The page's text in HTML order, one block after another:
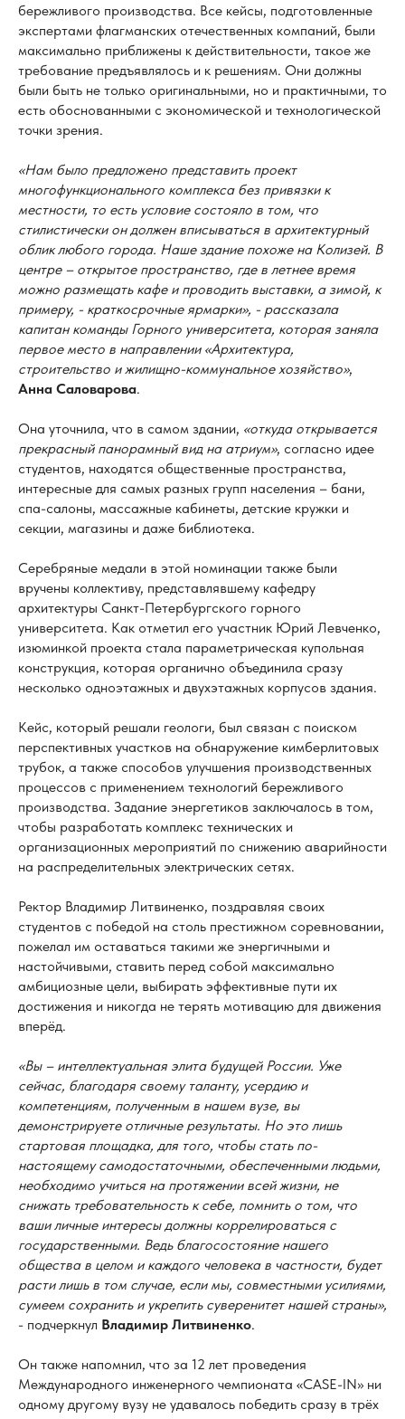
бережливого производства. Все кейсы, подготовленные
экспертами флагманских отечественных компаний, были
максимально приближены к действительности, такое же
требование предъявлялось и к решениям. Они должны
были быть не только оригинальными, но и практичными, то
есть обоснованными с экономической и технологической
точки зрения.
«Нам было предложено представить проект
многофункционального комплекса без привязки к
местности, то есть условие состояло в том, что
стилистически он должен вписываться в архитектурный
облик любого города. Наше здание похоже на Колизей. В
центре – открытое пространство, где в летнее время
можно размещать кафе и проводить выставки, а зимой, к
примеру, - краткосрочные ярмарки», - рассказала
капитан команды Горного университета, которая заняла
первое место в направлении «Архитектура,
строительство и жилищно-коммунальное хозяйство»,
Анна Саловарова.
Она уточнила, что в самом здании, «откуда открывается
прекрасный панорамный вид на атриум», согласно идее
студентов, находятся общественные пространства,
интересные для самых разных групп населения – бани,
спа-салоны, массажные кабинеты, детские кружки и
секции, магазины и даже библиотека.
Серебряные медали в этой номинации также были
вручены коллективу, представлявшему кафедру
архитектуры Санкт-Петербургского горного
университета. Как отметил его участник Юрий Левченко,
изюминкой проекта стала параметрическая купольная
конструкция, которая органично объединила сразу
несколько одноэтажных и двухэтажных корпусов здания.
Кейс, который решали геологи, был связан с поиском
перспективных участков на обнаружение кимберлитовых
трубок, а также способов улучшения производственных
процессов с применением технологий бережливого
производства. Задание энергетиков заключалось в том,
чтобы разработать комплекс технических и
организационных мероприятий по снижению аварийности
на распределительных электрических сетях.
Ректор Владимир Литвиненко, поздравляя своих
студентов с победой на столь престижном соревновании,
пожелал им оставаться такими же энергичными и
настойчивыми, ставить перед собой максимально
амбициозные цели, выбирать эффективные пути их
достижения и никогда не терять мотивацию для движения
вперёд.
«Вы – интеллектуальная элита будущей России. Уже
сейчас, благодаря своему таланту, усердию и
компетенциям, полученным в нашем вузе, вы
демонстрируете отличные результаты. Но это лишь
стартовая площадка, для того, чтобы стать по-
настоящему самодостаточными, обеспеченными людьми,
необходимо учиться на протяжении всей жизни, не
снижать требовательность к себе, помнить о том, что
ваши личные интересы должны коррелироваться с
государственными. Ведь благосостояние нашего
общества в целом и каждого человека в частности, будет
расти лишь в том случае, если мы, совместными усилиями,
сумеем сохранить и укрепить суверенитет нашей страны»,
- подчеркнул Владимир Литвиненко.
Он также напомнил, что за 12 лет проведения
Международного инженерного чемпионата «CASE-IN» ни
одному другому вузу не удавалось победить сразу в трёх